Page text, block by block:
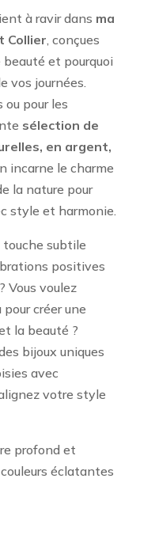
à ravir dans ma
Collier, conçues
et pourquoi
vos journées.
ou pour les
sélection de
en argent,
incarne le charme
la nature pour
style et harmonie.
subtile
positives
Vous voulez
créer une
la beauté ?
bijoux uniques
avec
votre style
profond et
éclatantes